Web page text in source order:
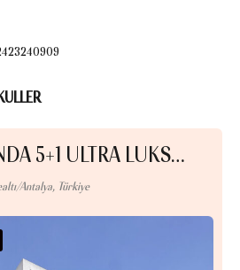
5+1 ULTRA LÜKS…
Antalya, Türkiye